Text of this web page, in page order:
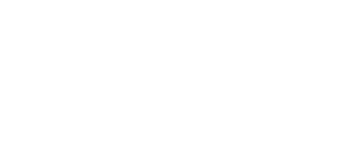
kampanjer. Du som är Menigo-